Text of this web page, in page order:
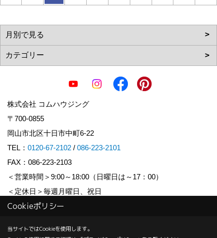
株式会社 コムハウジング
〒700-0855
岡山市北区十日市中町6-22
TEL： 0120-67-2102 / 086-223-2101
FAX：086-223-2103
＜営業時間＞9:00～18:00（日曜日は～17：00）
＜定休日＞毎週月曜日、祝日
Copyright (c) COM HOUSHING Inc. All Rights Reserved.
Cookieポリシー
当サイトではCookieを使用します。